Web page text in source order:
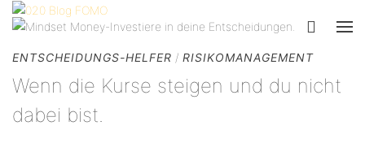
ENTSCHEIDUNGS-HELFER / RISIKOMANAGEMENT
Wenn die Kurse steigen und du nicht
dabei bist.